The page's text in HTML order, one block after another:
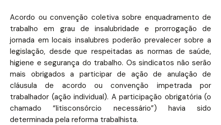
Acordo ou convenção coletiva sobre enquadramento de
trabalho em grau de insalubridade e prorrogação de
jornada em locais insalubres poderão prevalecer sobre a
legislação, desde que respeitadas as normas de saúde,
higiene e segurança do trabalho. Os sindicatos não serão
mais obrigados a participar de ação de anulação de
cláusula de acordo ou convenção impetrada por
trabalhador (ação individual). A participação obrigatória (o
chamado “litisconsórcio necessário”) havia sido
determinada pela reforma trabalhista.